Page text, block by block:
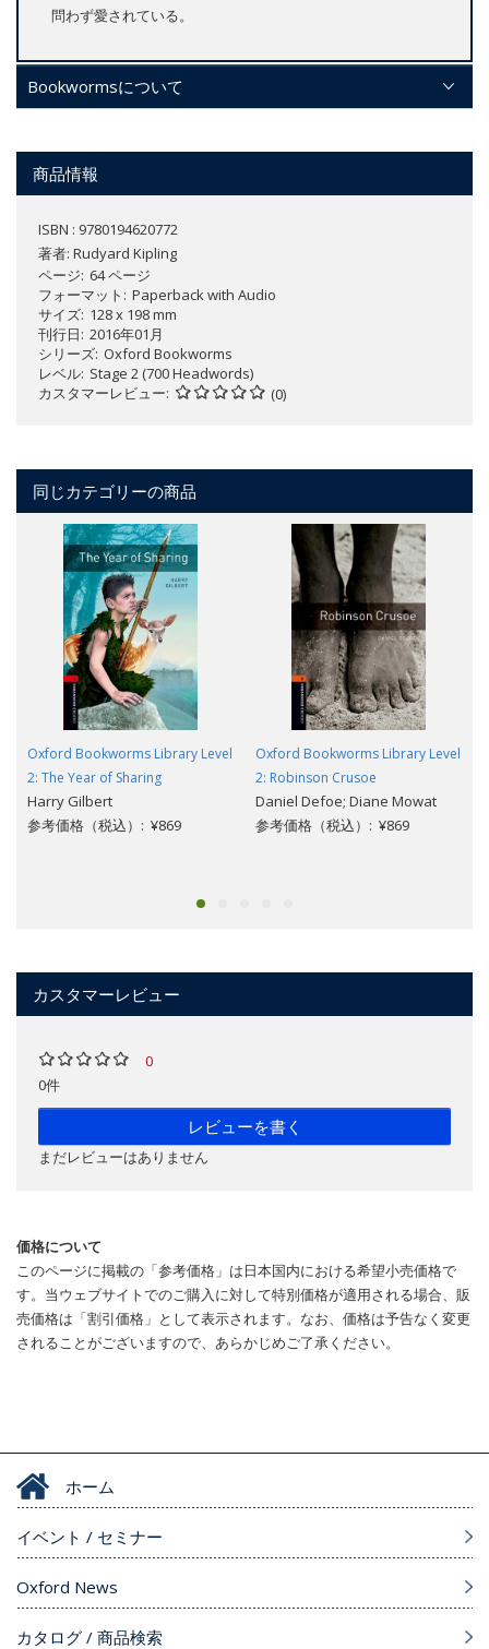
問わず愛されている。
Bookwormsについて
商品情報
ISBN : 9780194620772
著者: Rudyard Kipling
ページ 64 ページ
フォーマット
Paperback with Audio
サイズ 128 x 198 mm
刊行日 2016年01月
シリーズ Oxford Bookworms
レベル Stage 2 (700 Headwords)
カスタマーレビュー
(0)
同じカテゴリーの商品
Oxford Bookworms Library Level
2: The Year of Sharing
Harry Gilbert
参考価格（税込）: ¥869
Oxford Bookworms Library Level
2: Robinson Crusoe
Daniel Defoe; Diane Mowat
参考価格（税込）: ¥869
カスタマーレビュー
0
0件
レビューを書く
まだレビューはありません
価格について
このページに掲載の「参考価格」は日本国内における希望小売価格で
す。当ウェブサイトでのご購入に対して特別価格が適用される場合、販
売価格は「割引価格」として表示されます。なお、価格は予告なく変更
されることがございますので、あらかじめご了承ください。
ホーム
イベント / セミナー
Oxford News
カタログ / 商品検索